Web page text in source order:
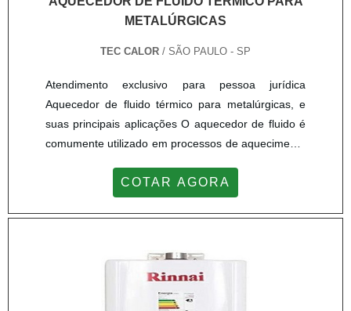
METALÚRGICAS
TEC CALOR / SÃO PAULO - SP
Atendimento exclusivo para pessoa jurídica
Aquecedor de fluido térmico para metalúrgicas, e
suas principais aplicações O aquecedor de fluido é
comumente utilizado em processos de aquecimento
equipamento presente nos seguintes segmentos: -
Entre algumas outras. Como funciona o aquecedor
COTAR AGORA